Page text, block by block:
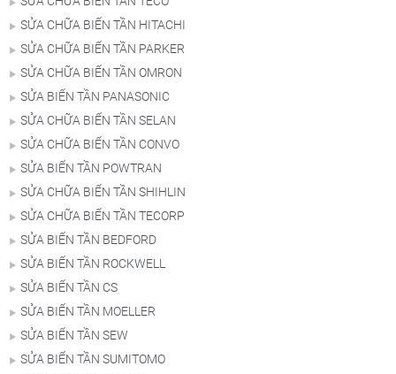
SỬA CHỮA BIẾN TẦN HITACHI
SỬA CHỮA BIẾN TẦN PARKER
SỬA CHỮA BIẾN TẦN OMRON
SỬA BIẾN TẦN PANASONIC
SỬA CHỮA BIẾN TẦN SELAN
SỬA CHỮA BIẾN TẦN CONVO
SỬA BIẾN TẦN POWTRAN
SỬA CHỮA BIẾN TẦN SHIHLIN
SỬA CHỮA BIẾN TẦN TECORP
SỬA BIẾN TẦN BEDFORD
SỬA BIẾN TẦN ROCKWELL
SỬA BIẾN TẦN CS
SỬA BIẾN TẦN MOELLER
SỬA BIẾN TẦN SEW
SỬA BIẾN TẦN SUMITOMO